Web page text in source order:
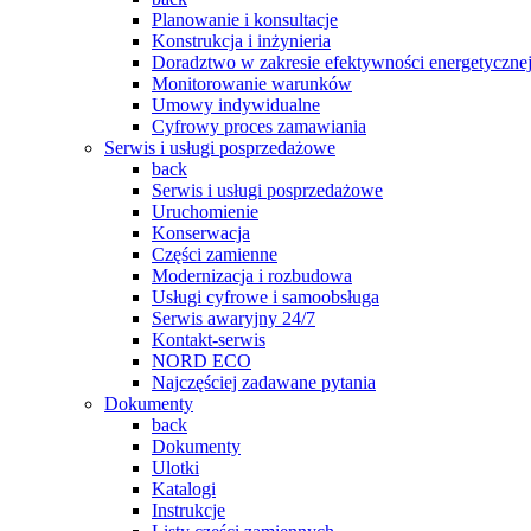
Planowanie i konsultacje
Konstrukcja i inżynieria
Doradztwo w zakresie efektywności
Monitorowanie warunków
Umowy indywidualne
Cyfrowy proces zamawiania
Serwis i usługi posprzedażowe
back
Serwis i usługi posprzedażowe
Uruchomienie
Konserwacja
Części zamienne
Modernizacja i rozbudowa
Usługi cyfrowe i samoobsługa
Serwis awaryjny 24/7
Kontakt-serwis
NORD ECO
Najczęściej zadawane pytania
Dokumenty
back
Dokumenty
Ulotki
Katalogi
Instrukcje